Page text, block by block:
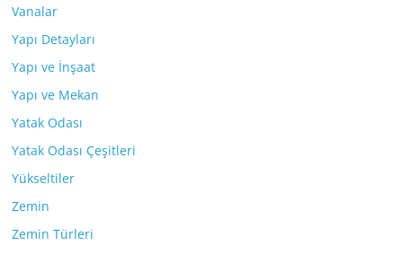
Vanalar
Yapı Detayları
Yapı ve İnşaat
Yapı ve Mekan
Yatak Odası
Yatak Odası Çeşitleri
Yükseltiler
Zemin
Zemin Türleri